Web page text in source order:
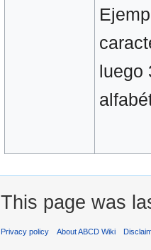
luego
This page was
Privacy policy About ABCD Wiki